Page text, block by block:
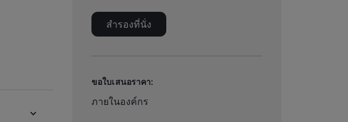
สำรองที่นั่ง
ขอใบเสนอราคา:
ภายในองค์กร